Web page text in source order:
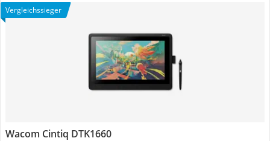
Vergleichssieger
Wacom Cintiq DTK1660